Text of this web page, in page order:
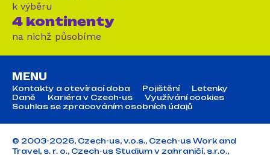
k výběru
4 kontinenty
na nichž působíme
MENU
Kontakty a otevírací doba Pojištění
Letenky
Daně
Kariéra v Czech-us
Využívání cookies
Souhlas se zpracováním osobních údajů
© 2003-2026, Czech-us, v.o.s., Czech-us Work and
Travel, s. r. o., Czech-us Studium v zahraničí, s.r.o.,